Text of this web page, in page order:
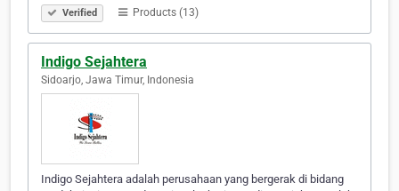
Verified Products (13)
Indigo Sejahtera
Sidoarjo, Jawa Timur, Indonesia
Indigo Sejahtera adalah perusahaan yang bergerak di bidang